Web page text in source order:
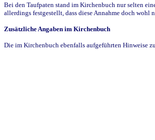
Bei den Taufpaten stand im Kirchenbuch nur selten
allerdings festgestellt, dass diese Annahme doch wohl
Zusätzliche Angaben im Kirchenbuch
Die im Kirchenbuch ebenfalls aufgeführten Hinweise